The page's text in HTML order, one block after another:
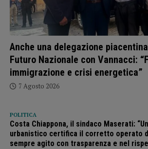
Anche una delegazione
Futuro Nazionale con Vannacci:
immigrazione e crisi energetica”
7 Agosto 2026
POLITICA
Costa Chiappona, il sindaco Maserati:
urbanistico certifica il corretto operato
sempre agito con trasparenza e nel